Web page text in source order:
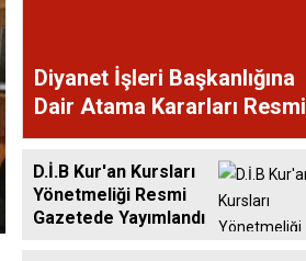
Diyanet İşleri Başkanlığına
Dair Atama Kararları Resmi
Gazete'de
D.İ.B Kur'an Kursları
Yönetmeliği Resmi
Gazetede Yayımlandı